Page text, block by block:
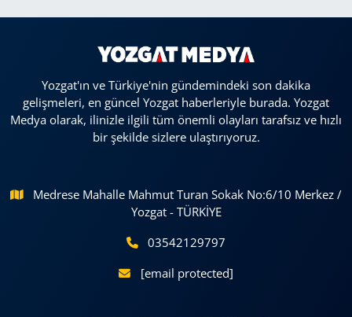
Yozgat'ın ve Türkiye'nin gündemindeki son dakika
gelişmeleri, en güncel Yozgat haberleriyle burada. Yozgat
Medya olarak, ilinizle ilgili tüm önemli olayları tarafsız ve hızlı
bir şekilde sizlere ulaştırıyoruz.
Medrese Mahalle Mahmut Turan Sokak No:6/10 Merkez /
Yozgat - TÜRKİYE
03542129797
[email protected]